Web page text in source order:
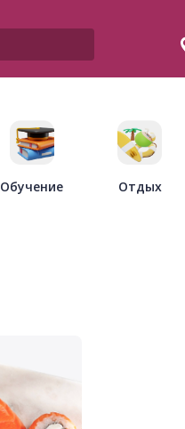
Обучение Отдых